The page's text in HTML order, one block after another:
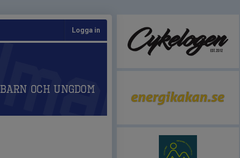
Logga in
Barn och Ungdom